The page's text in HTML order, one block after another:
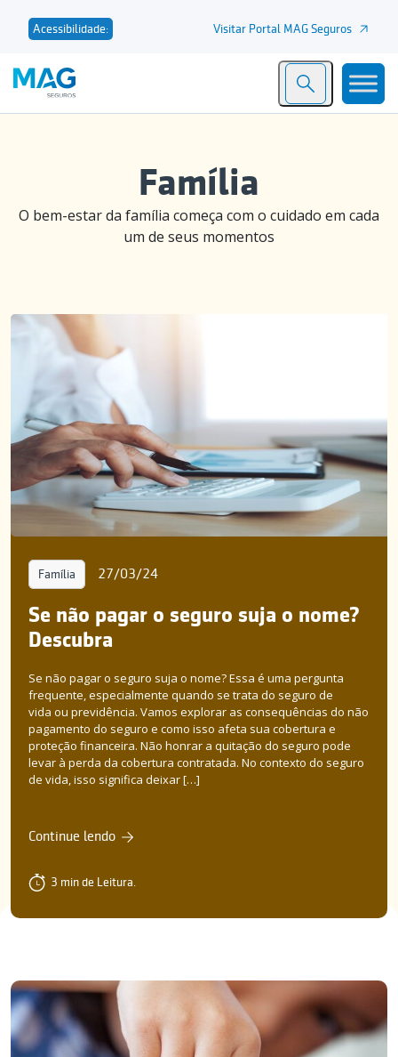
Acessibilidade: Visitar Portal MAG Seguros
Família
O bem-estar da família começa com o cuidado em cada
um de seus momentos
Família 27/03/24
Se não pagar o seguro suja o nome?
Descubra
Se não pagar o seguro suja o nome? Essa é uma pergunta
frequente, especialmente quando se trata do seguro de
vida ou previdência. Vamos explorar as consequências do não
pagamento do seguro e como isso afeta sua cobertura e
proteção financeira. Não honrar a quitação do seguro pode
levar à perda da cobertura contratada. No contexto do seguro
de vida, isso significa deixar […]
Continue lendo
3 min de Leitura.